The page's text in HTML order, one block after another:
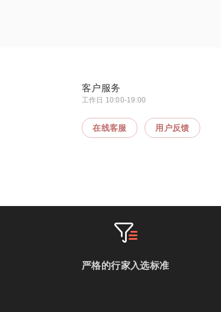
客户服务
工作日 10:00-19:00
在线客服 用户反馈
严格的行家入选标准